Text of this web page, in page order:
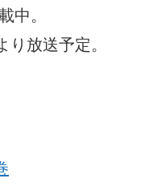
中。
放送予定。